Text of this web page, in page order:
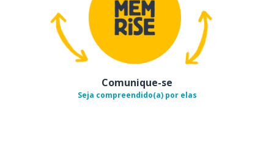
Comunique-se
Seja compreendido(a) por elas